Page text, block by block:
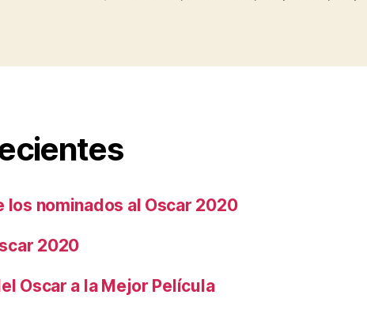
los nominados al Oscar 2020
2020
Oscar a la Mejor Película